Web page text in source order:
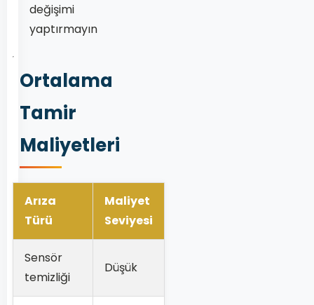
değişimi
yaptırmayın
Ortalama
Tamir
Maliyetleri
Arıza
Türü
Maliyet
Seviyesi
Sensör
temizliği
Düşük